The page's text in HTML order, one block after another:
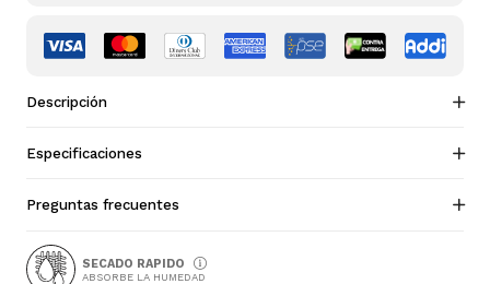
Descripción
Especificaciones
Preguntas frecuentes
SECADO RAPIDO
ABSORBE LA HUMEDAD